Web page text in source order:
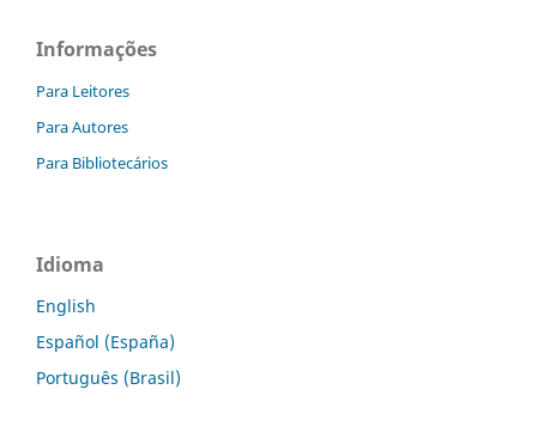
Informações
Para Leitores
Para Autores
Para Bibliotecários
Idioma
English
Español (España)
Português (Brasil)